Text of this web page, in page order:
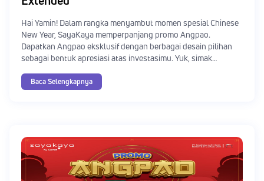
Hai Yamin! Dalam rangka menyambut momen spesial Chinese
New Year, SayaKaya memperpanjang promo Angpao.
Dapatkan Angpao eksklusif dengan berbagai desain pilihan
sebagai bentuk apresiasi atas investasimu. Yuk, simak
Baca Selengkapnya